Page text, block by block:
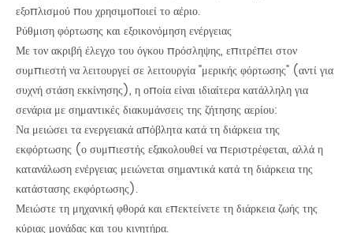
εξοπλισμού που χρησιμοποιεί το αέριο.
Ρύθμιση φόρτωσης και εξοικονόμηση ενέργειας
Με τον ακριβή έλεγχο του όγκου πρόσληψης, επιτρέπει στον
συμπιεστή να λειτουργεί σε λειτουργία "μερικής φόρτωσης" (αντί για
συχνή στάση εκκίνησης), η οποία είναι ιδιαίτερα κατάλληλη για
σενάρια με σημαντικές διακυμάνσεις της ζήτησης αερίου:
Να μειώσει τα ενεργειακά απόβλητα κατά τη διάρκεια της
εκφόρτωσης (ο συμπιεστής εξακολουθεί να περιστρέφεται, αλλά η
κατανάλωση ενέργειας μειώνεται σημαντικά κατά τη διάρκεια της
κατάστασης εκφόρτωσης).
Μειώστε τη μηχανική φθορά και επεκτείνετε τη διάρκεια ζωής της
κύριας μονάδας και του κινητήρα.